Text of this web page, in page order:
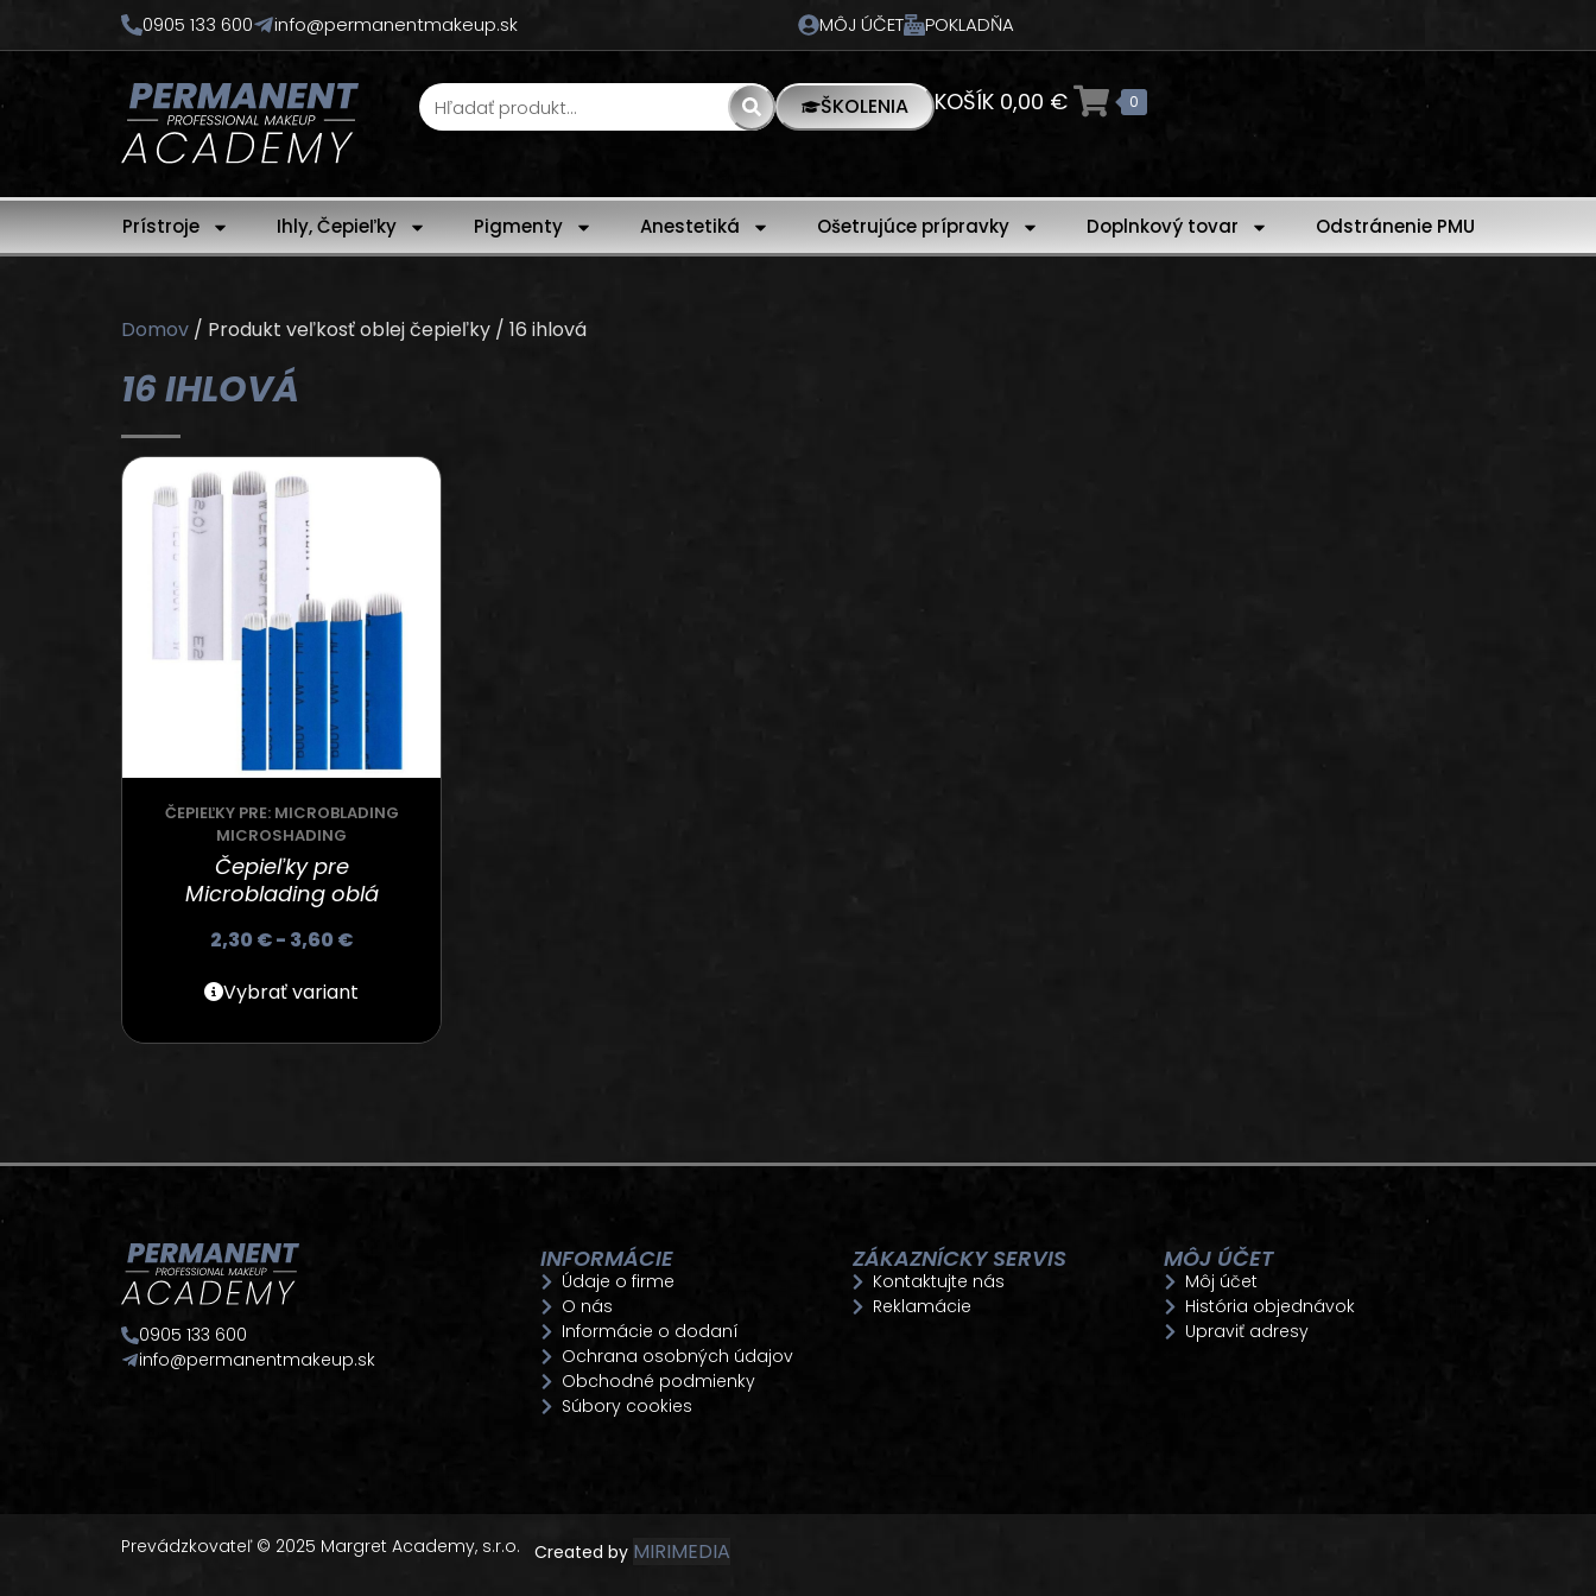
0905 133 600 info@permanentmakeup.sk MÔJ ÚČET POKLADŇA
ŠKOLENIA KOŠÍK 0,00 € 0
Prístroje Ihly, Čepieľky Pigmenty Anestetiká Ošetrujúce prípravky Doplnkový tovar Odstránenie PMU
Domov / Produkt veľkosť oblej čepieľky / 16 ihlová
16 IHLOVÁ
ČEPIEĽKY PRE: MICROBLADING
MICROSHADING
Čepieľky pre
Microblading oblá
2,30€- 3,60€
Vybrať variant
0905 133 600
info@permanentmakeup.sk
INFORMÁCIE
Údaje o firme
O nás
Informácie o dodaní
Ochrana osobných údajov
Obchodné podmienky
Súbory cookies
ZÁKAZNÍCKY SERVIS
Kontaktujte nás
Reklamácie
MÔJ ÚČET
Môj účet
História objednávok
Upraviť adresy
Prevádzkovateľ © 2025 Margret Academy, s.r.o. Created by MIRIMEDIA